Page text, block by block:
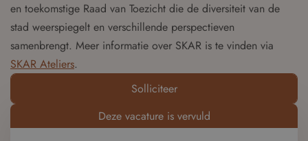
en toekomstige Raad van Toezicht die de diversiteit van de
stad weerspiegelt en verschillende perspectieven
samenbrengt. Meer informatie over SKAR is te vinden via
SKAR Ateliers.
Solliciteer
Deze vacature is vervuld